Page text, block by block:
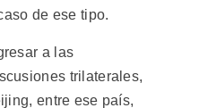
de ese tipo.
a las
trilaterales,
entre ese país,